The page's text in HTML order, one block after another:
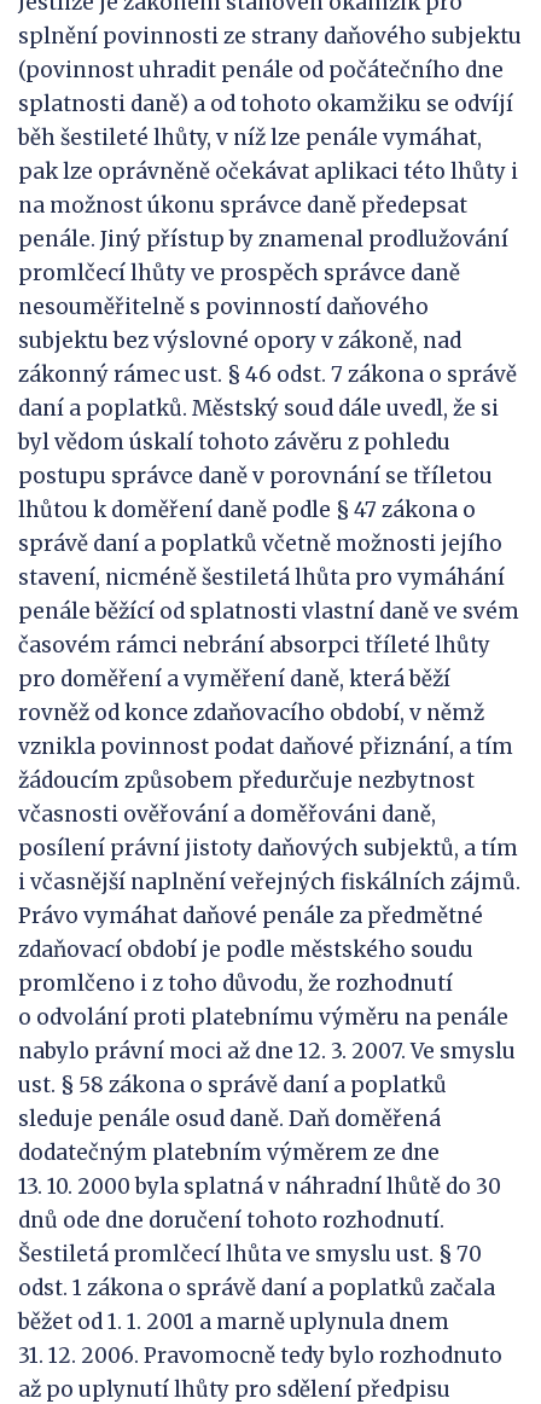
splnění povinnosti ze strany daňového subjektu
(povinnost uhradit penále od počátečního dne
splatnosti daně) a od tohoto okamžiku se odvíjí
běh šestileté lhůty, v níž lze penále vymáhat,
pak lze oprávněně očekávat aplikaci této lhůty i
na možnost úkonu správce daně předepsat
penále. Jiný přístup by znamenal prodlužování
promlčecí lhůty ve prospěch správce daně
nesouměřitelně s povinností daňového
subjektu bez výslovné opory v zákoně, nad
zákonný rámec ust. § 46 odst. 7 zákona o správě
daní a poplatků. Městský soud dále uvedl, že si
byl vědom úskalí tohoto závěru z pohledu
postupu správce daně v porovnání se tříletou
lhůtou k doměření daně podle § 47 zákona o
správě daní a poplatků včetně možnosti jejího
stavení, nicméně šestiletá lhůta pro vymáhání
penále běžící od splatnosti vlastní daně ve svém
časovém rámci nebrání absorpci tříleté lhůty
pro doměření a vyměření daně, která běží
rovněž od konce zdaňovacího období, v němž
vznikla povinnost podat daňové přiznání, a tím
žádoucím způsobem předurčuje nezbytnost
včasnosti ověřování a doměřováni daně,
posílení právní jistoty daňových subjektů, a tím
i včasnější naplnění veřejných fiskálních zájmů.
Právo vymáhat daňové penále za předmětné
zdaňovací období je podle městského soudu
promlčeno i z toho důvodu, že rozhodnutí
o odvolání proti platebnímu výměru na penále
nabylo právní moci až dne 12. 3. 2007. Ve smyslu
ust. § 58 zákona o správě daní a poplatků
sleduje penále osud daně. Daň doměřená
dodatečným platebním výměrem ze dne
13. 10. 2000 byla splatná v náhradní lhůtě do 30
dnů ode dne doručení tohoto rozhodnutí.
Šestiletá promlčecí lhůta ve smyslu ust. § 70
odst. 1 zákona o správě daní a poplatků začala
běžet od 1. 1. 2001 a marně uplynula dnem
31. 12. 2006. Pravomocně tedy bylo rozhodnuto
až po uplynutí lhůty pro sdělení předpisu